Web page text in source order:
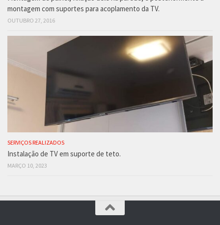
montagem com suportes para acoplamento da TV.
OUTUBRO 27, 2016
SERVIÇOS REALIZADOS
Instalação de TV em suporte de teto.
MARÇO 10, 2023